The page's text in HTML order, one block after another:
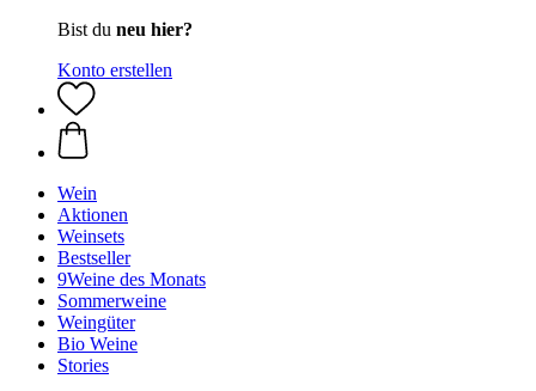
Bist du neu hier?
Konto erstellen
Wein
Aktionen
Weinsets
Bestseller
9Weine des Monats
Sommerweine
Weingüter
Bio Weine
Stories